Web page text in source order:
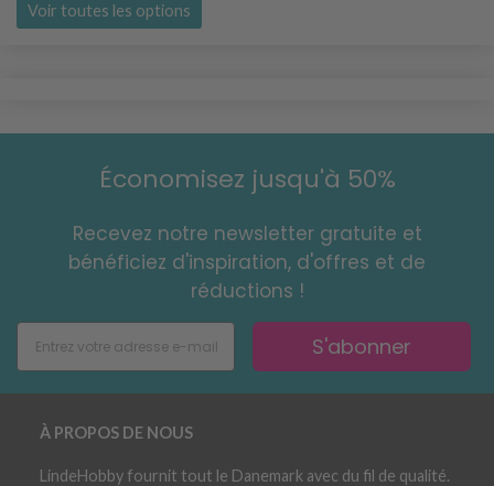
Voir toutes les options
Économisez jusqu'à 50%
Recevez notre newsletter gratuite et
bénéficiez d'inspiration, d'offres et de
réductions !
S'abonner
À PROPOS DE NOUS
LindeHobby fournit tout le Danemark avec du fil de qualité.